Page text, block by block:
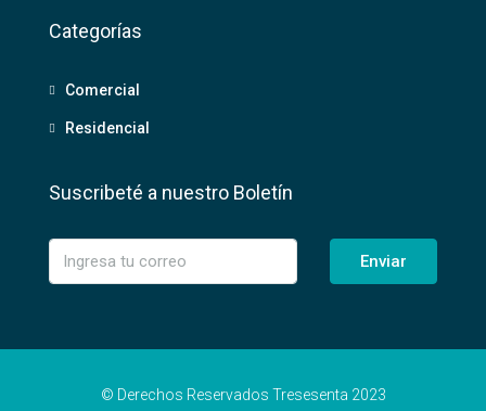
Categorías
Comercial
Residencial
Suscribeté a nuestro Boletín
Enviar
© Derechos Reservados Tresesenta 2023